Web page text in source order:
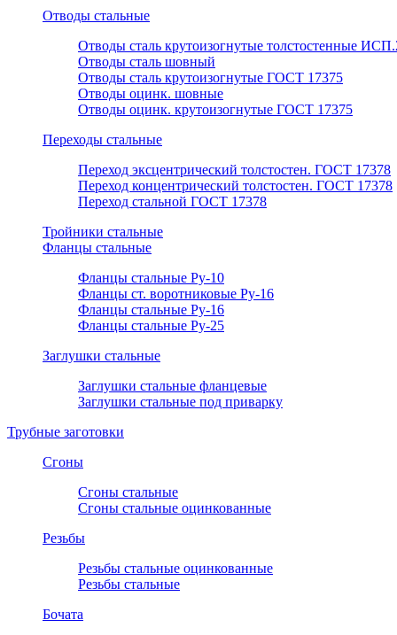
Отводы стальные
Отводы сталь крутоизогнутые толстостенные
Отводы сталь шовный
Отводы сталь крутоизогнутые ГОСТ 17375
Отводы оцинк. шовные
Отводы оцинк. крутоизогнутые ГОСТ 17375
Переходы стальные
Переход эксцентрический толстостен. ГОСТ 17378
Переход концентрический толстостен. ГОСТ 17378
Переход стальной ГОСТ 17378
Тройники стальные
Фланцы стальные
Фланцы стальные Ру-10
Фланцы ст. воротниковые Ру-16
Фланцы стальные Ру-16
Фланцы стальные Ру-25
Заглушки стальные
Заглушки стальные фланцевые
Заглушки стальные под приварку
Трубные заготовки
Сгоны
Сгоны стальные
Сгоны стальные оцинкованные
Резьбы
Резьбы стальные оцинкованные
Резьбы стальные
Бочата